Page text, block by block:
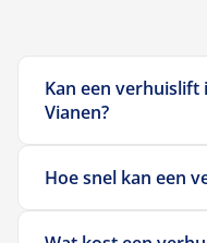
Kan een verhuislift
Vianen?
woningtypen. De lift
manoeuvreert
Hoe snel kan een